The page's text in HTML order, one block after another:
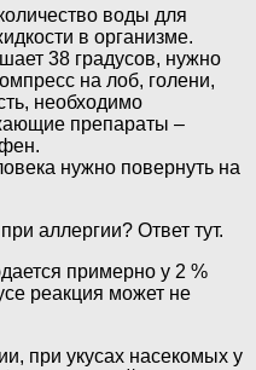
воды для
в организме.
38 градусов, нужно
на лоб, голени,
необходимо
препараты –
нужно повернуть на
аллергии? Ответ тут.
примерно у 2 %
реакция может не
при укусах насекомых у